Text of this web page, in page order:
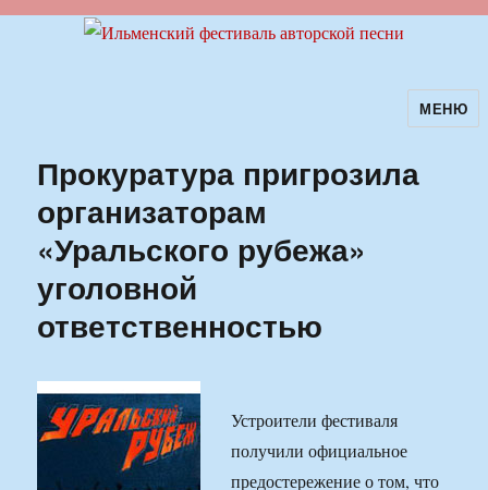
Ильменский фестиваль авторскойМЕНЮ
Прокуратура пригрозила
организаторам
«Уральского рубежа»
уголовной
ответственностью
Устроители фестиваля
получили официальное
предостережение о том, что